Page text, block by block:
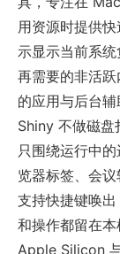
用资源时提供
示显示当前系
再需要的非活
的应用与后台辅
Shiny 不做磁盘
只围绕运行中
览器标签、会
支持快捷键唤
和操作都留在
Apple Silicon